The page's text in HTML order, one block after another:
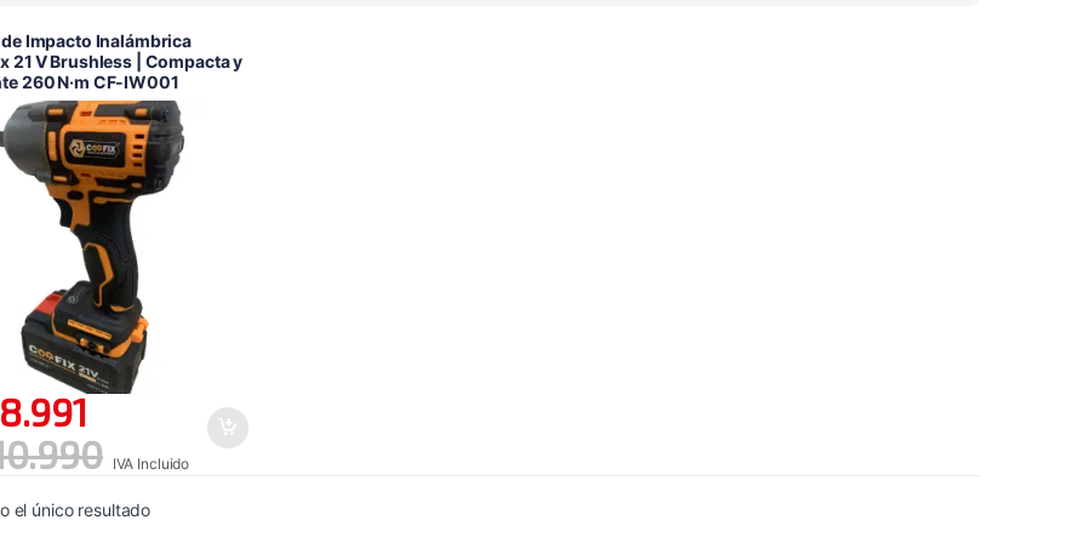
Impacto Inalámbrica
21 V Brushless | Compacta y
260 N·m CF-IW001
IVA Incluido
el único resultado